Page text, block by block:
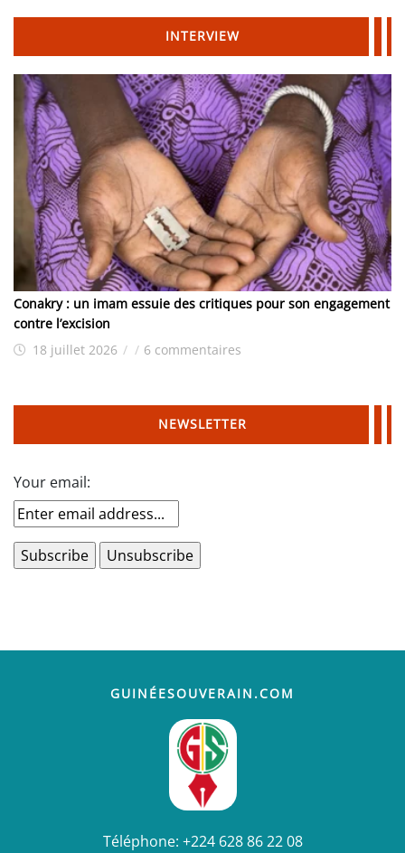
INTERVIEW
Conakry : un imam essuie des critiques pour son engagement
contre l’excision
18 juillet 2026 / / 6 commentaires
NEWSLETTER
Your email:
GUINÉESOUVERAIN.COM
Téléphone: +224 628 86 22 08